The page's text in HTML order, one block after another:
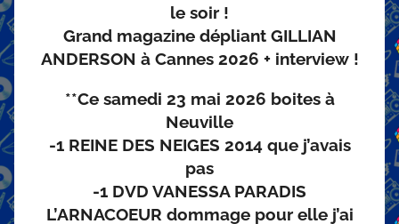
le soir !
Grand magazine dépliant GILLIAN
ANDERSON à Cannes 2026 + interview !
**Ce samedi 23 mai 2026 boites à
Neuville
-1 REINE DES NEIGES 2014 que j’avais
pas
-1 DVD VANESSA PARADIS
L’ARNACOEUR dommage pour elle j’ai